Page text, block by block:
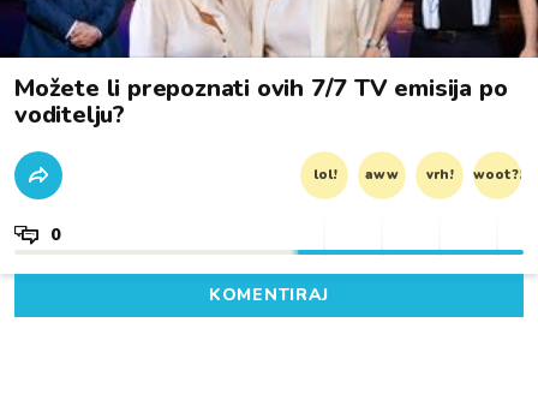
Možete li prepoznati ovih 7/7 TV emisija po
voditelju?
lol! aww vrh! woot?!
0
KOMENTIRAJ